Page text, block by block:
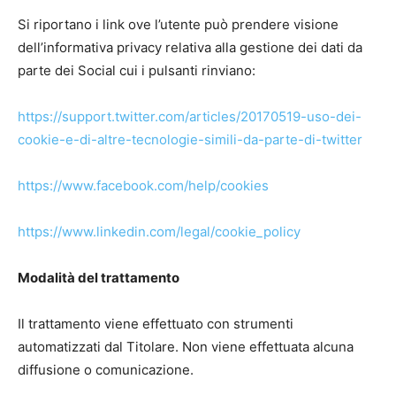
Si riportano i link ove l’utente può prendere visione
dell’informativa privacy relativa alla gestione dei dati da
parte dei Social cui i pulsanti rinviano:
https://support.twitter.com/articles/20170519-uso-dei-
cookie-e-di-altre-tecnologie-simili-da-parte-di-twitter
https://www.facebook.com/help/cookies
https://www.linkedin.com/legal/cookie_policy
Modalità del trattamento
Il trattamento viene effettuato con strumenti
automatizzati dal Titolare. Non viene effettuata alcuna
diffusione o comunicazione.